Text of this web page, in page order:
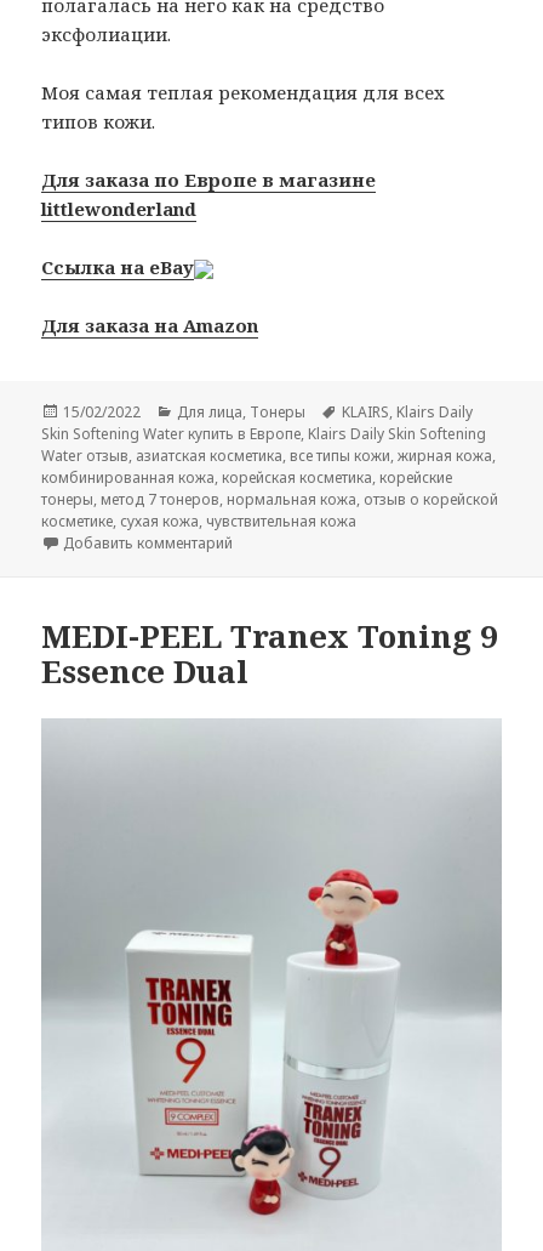
эксфолиации.
Моя самая теплая рекомендация для всех
типов кожи.
Для заказа по Европе в магазине
littlewonderland
Ссылка на eBay
Для заказа на Amazon
Опубликовано
15/02/2022 Рубрики
Для лица, Тонеры Метки
KLAIRS, Klairs Daily
Skin Softening Water купить в Европе, Klairs Daily Skin Softening
Water отзыв, азиатская косметика, все типы кожи,жирная кожа,
комбинированная кожа, корейская косметика, корейские
тонеры, метод 7 тонеров, нормальная кожа, отзыв о корейской
косметике, сухая кожа, чувствительная кожа
Добавить комментарий
MEDI-PEEL Tranex Toning 9
Essence Dual